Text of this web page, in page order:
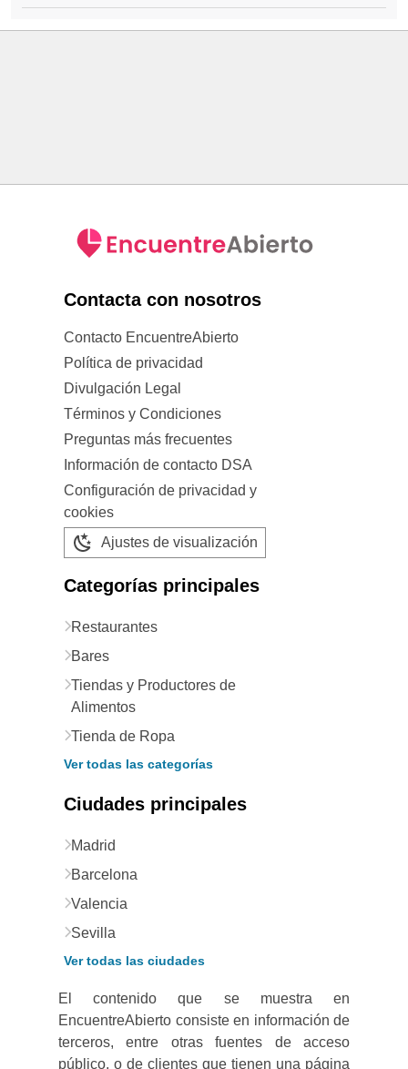
Contacta con nosotros
Contacto EncuentreAbierto
Política de privacidad
Divulgación Legal
Términos y Condiciones
Preguntas más frecuentes
Información de contacto DSA
Configuración de privacidad y
cookies
Ajustes de visualización
Categorías principales
Restaurantes
Bares
Tiendas y Productores de
Alimentos
Tienda de Ropa
Ver todas las categorías
Ciudades principales
Madrid
Barcelona
Valencia
Sevilla
Ver todas las ciudades
El contenido que se muestra en
EncuentreAbierto consiste en información de
terceros, entre otras fuentes de acceso
público, o de clientes que tienen una página